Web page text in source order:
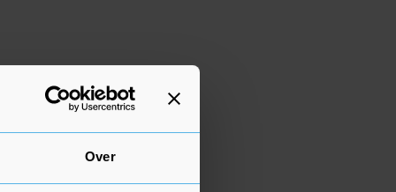
Over